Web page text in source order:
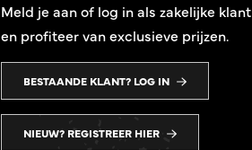
Meld je aan of log in als zakelijke klant
en profiteer van exclusieve prijzen.
BESTAANDE KLANT? LOG IN
NIEUW? REGISTREER HIER